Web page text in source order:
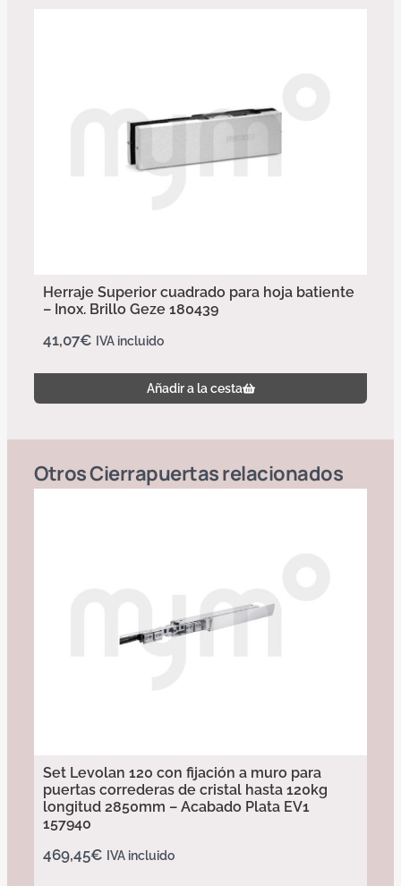
Herraje Superior cuadrado para hoja batiente
– Inox. Brillo Geze 180439
41,07€ IVA incluido
Añadir a la cesta
OtrosCierrapuertasrelacionados
Set Levolan 120 con fijación a muro para
puertas correderas de cristal hasta 120kg
longitud 2850mm – Acabado Plata EV1
157940
469,45€ IVA incluido